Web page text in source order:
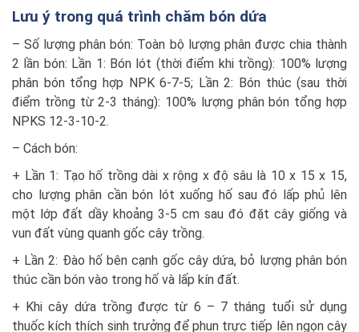
Lưu ý trong quá trình chăm bón dứa
– Số lượng phân bón: Toàn bộ lượng phân được chia thành
2 lần bón: Lần 1: Bón lót (thời điểm khi trồng): 100% lượng
phân bón tổng hợp NPK 6-7-5; Lần 2: Bón thúc (sau thời
điểm trồng từ 2-3 tháng): 100% lượng phân bón tổng hợp
NPKS 12-3-10-2.
– Cách bón:
+ Lần 1: Tạo hố trồng dài x rộng x độ sâu là 10 x 15 x 15,
cho lượng phân cần bón lót xuống hố sau đó lấp phủ lên
một lớp đất dầy khoảng 3-5 cm sau đó đặt cây giống và
vun đất vùng quanh gốc cây trồng.
+ Lần 2: Đào hố bên cạnh gốc cây dứa, bỏ lượng phân bón
thúc cần bón vào trong hố và lấp kín đất.
+ Khi cây dứa trồng được từ 6 – 7 tháng tuổi sử dụng
thuốc kích thích sinh trưởng để phun trực tiếp lên ngọn cây